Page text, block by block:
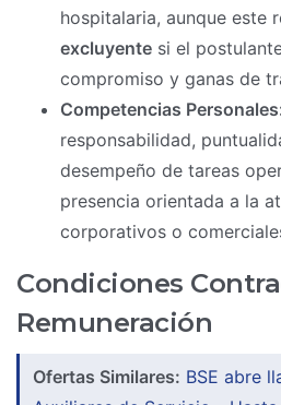
hospitalaria, aunque este
excluyente si el
compromiso y ganas de
Competencias
responsabilidad,
desempeño de tareas
presencia orientada a la
corporativos o
Condiciones
Remuneración
Ofertas Similares: BSE abre